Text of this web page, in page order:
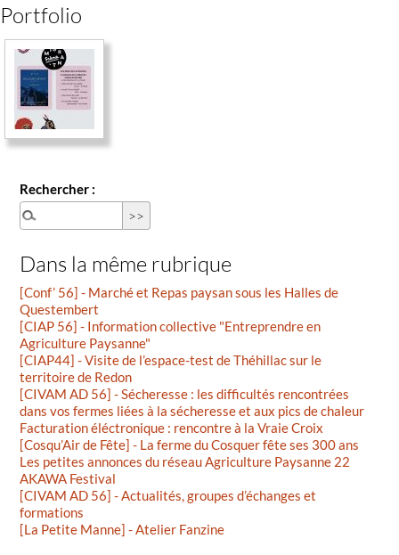
Portfolio
Rechercher :
Dans la même rubrique
[Conf’ 56] - Marché et Repas paysan sous les Halles de
Questembert
[CIAP 56] - Information collective "Entreprendre en
Agriculture Paysanne"
[CIAP44] - Visite de l’espace-test de Théhillac sur le
territoire de Redon
[CIVAM AD 56] - Sécheresse : les difficultés rencontrées
dans vos fermes liées à la sécheresse et aux pics de chaleur
Facturation éléctronique : rencontre à la Vraie Croix
[Cosqu’Air de Fête] - La ferme du Cosquer fête ses 300 ans
Les petites annonces du réseau Agriculture Paysanne 22
AKAWA Festival
[CIVAM AD 56] - Actualités, groupes d’échanges et
formations
[La Petite Manne] - Atelier Fanzine